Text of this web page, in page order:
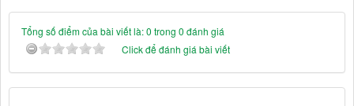
Tổng số điểm của bài viết là: 0 trong 0 đánh giá
Click để đánh giá bài viết